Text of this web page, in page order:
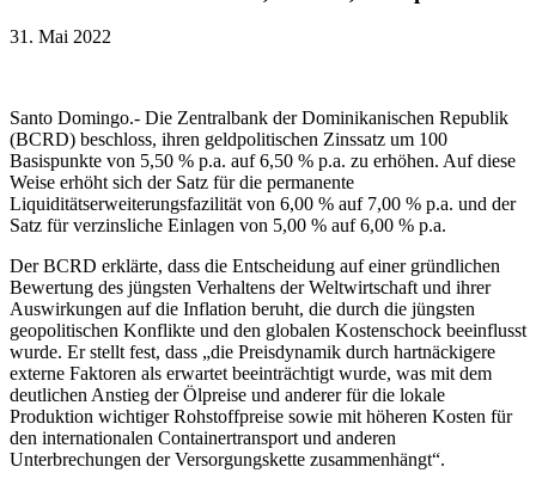
31. Mai 2022
Santo Domingo.- Die Zentralbank der Dominikanischen Republik
(BCRD) beschloss, ihren geldpolitischen Zinssatz um 100
Basispunkte von 5,50 % p.a. auf 6,50 % p.a. zu erhöhen. Auf diese
Weise erhöht sich der Satz für die permanente
Liquiditätserweiterungsfazilität von 6,00 % auf 7,00 % p.a. und der
Satz für verzinsliche Einlagen von 5,00 % auf 6,00 % p.a.
Der BCRD erklärte, dass die Entscheidung auf einer gründlichen
Bewertung des jüngsten Verhaltens der Weltwirtschaft und ihrer
Auswirkungen auf die Inflation beruht, die durch die jüngsten
geopolitischen Konflikte und den globalen Kostenschock beeinflusst
wurde. Er stellt fest, dass „die Preisdynamik durch hartnäckigere
externe Faktoren als erwartet beeinträchtigt wurde, was mit dem
deutlichen Anstieg der Ölpreise und anderer für die lokale
Produktion wichtiger Rohstoffpreise sowie mit höheren Kosten für
den internationalen Containertransport und anderen
Unterbrechungen der Versorgungskette zusammenhängt“.